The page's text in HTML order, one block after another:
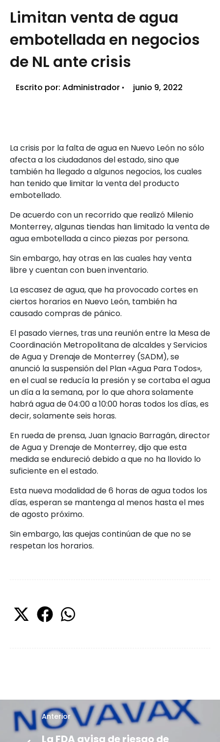
Limitan venta de agua
embotellada en negocios
de NL ante crisis
Escrito por: Administrador junio 9, 2022
La crisis por la falta de agua en Nuevo León no sólo
afecta a los ciudadanos del estado, sino que
también ha llegado a algunos negocios, los cuales
han tenido que limitar la venta del producto
embotellado.
De acuerdo con un recorrido que realizó Milenio
Monterrey, algunas tiendas han limitado la venta de
agua embotellada a cinco piezas por persona.
Sin embargo, hay otras en las cuales hay venta
libre y cuentan con buen inventario.
La escasez de agua, que ha provocado cortes en
ciertos horarios en Nuevo León, también ha
causado compras de pánico.
El pasado viernes, tras una reunión entre la Mesa de
Coordinación Metropolitana de alcaldes y Servicios
de Agua y Drenaje de Monterrey (SADM), se
anunció la suspensión del Plan «Agua Para Todos»,
en el cual se reducía la presión y se cortaba el agua
un día a la semana, por lo que ahora solamente
habrá agua de 04:00 a 10:00 horas todos los días, es
decir, solamente seis horas.
En rueda de prensa, Juan Ignacio Barragán, director
de Agua y Drenaje de Monterrey, dijo que esta
medida se endureció debido a que no ha llovido lo
suficiente en el estado.
Esta nueva modalidad de 6 horas de agua todos los
días, esperan se mantenga al menos hasta el mes
de agosto próximo.
Sin embargo, las quejas continúan de que no se
respetan los horarios.
Anterior
La FDA avisa de riesgo de